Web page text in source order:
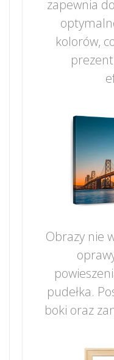
zapewnia
kolorów,
Obrazy nie
pudełka.
boki oraz